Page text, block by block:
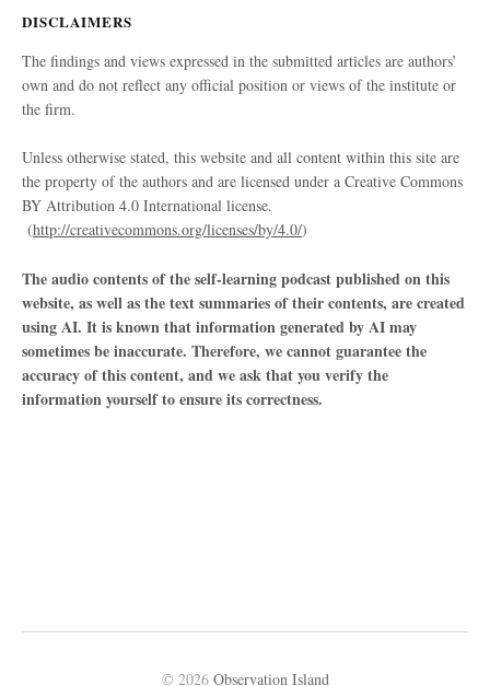
DISCLAIMERS
The findings and views expressed in the submitted articles are authors’
own and do not reflect any official position or views of the institute or
the firm.
Unless otherwise stated, this website and all content within this site are
the property of the authors and are licensed under a Creative Commons
BY Attribution 4.0 International license.
(http://creativecommons.org/licenses/by/4.0/)
The audio contents of the self-learning podcast published on this
website, as well as the text summaries of their contents, are created
using AI. It is known that information generated by AI may
sometimes be inaccurate. Therefore, we cannot guarantee the
accuracy of this content, and we ask that you verify the
information yourself to ensure its correctness.
© 2026 Observation Island